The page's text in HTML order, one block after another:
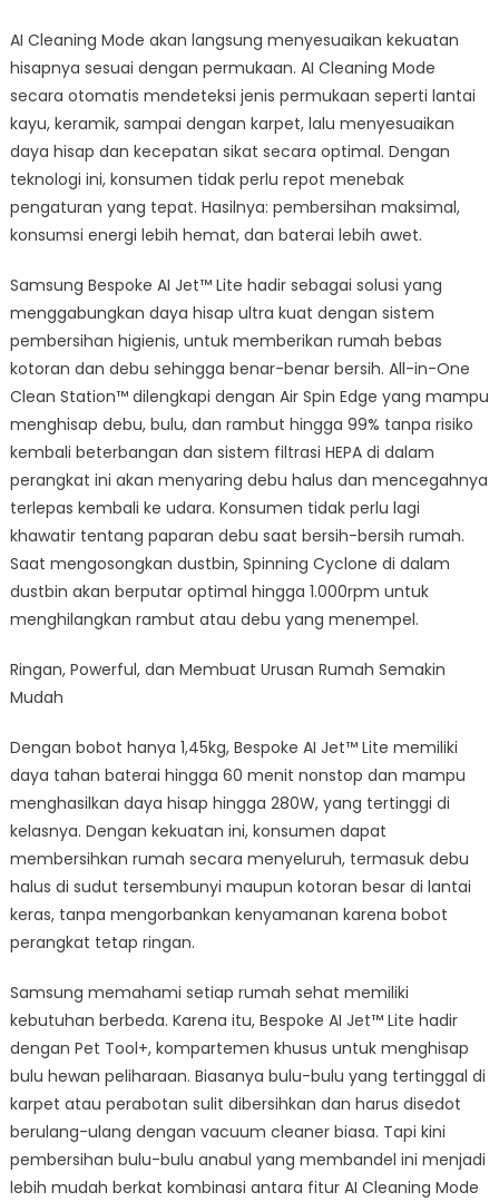
AI Cleaning Mode akan langsung menyesuaikan kekuatan
hisapnya sesuai dengan permukaan. AI Cleaning Mode
secara otomatis mendeteksi jenis permukaan seperti lantai
kayu, keramik, sampai dengan karpet, lalu menyesuaikan
daya hisap dan kecepatan sikat secara optimal. Dengan
teknologi ini, konsumen tidak perlu repot menebak
pengaturan yang tepat. Hasilnya: pembersihan maksimal,
konsumsi energi lebih hemat, dan baterai lebih awet.
Samsung Bespoke AI Jet™ Lite hadir sebagai solusi yang
menggabungkan daya hisap ultra kuat dengan sistem
pembersihan higienis, untuk memberikan rumah bebas
kotoran dan debu sehingga benar-benar bersih. All-in-One
Clean Station™ dilengkapi dengan Air Spin Edge yang mampu
menghisap debu, bulu, dan rambut hingga 99% tanpa risiko
kembali beterbangan dan sistem filtrasi HEPA di dalam
perangkat ini akan menyaring debu halus dan mencegahnya
terlepas kembali ke udara. Konsumen tidak perlu lagi
khawatir tentang paparan debu saat bersih-bersih rumah.
Saat mengosongkan dustbin, Spinning Cyclone di dalam
dustbin akan berputar optimal hingga 1.000rpm untuk
menghilangkan rambut atau debu yang menempel.
Ringan, Powerful, dan Membuat Urusan Rumah Semakin
Mudah
Dengan bobot hanya 1,45kg, Bespoke AI Jet™ Lite memiliki
daya tahan baterai hingga 60 menit nonstop dan mampu
menghasilkan daya hisap hingga 280W, yang tertinggi di
kelasnya. Dengan kekuatan ini, konsumen dapat
membersihkan rumah secara menyeluruh, termasuk debu
halus di sudut tersembunyi maupun kotoran besar di lantai
keras, tanpa mengorbankan kenyamanan karena bobot
perangkat tetap ringan.
Samsung memahami setiap rumah sehat memiliki
kebutuhan berbeda. Karena itu, Bespoke AI Jet™ Lite hadir
dengan Pet Tool+, kompartemen khusus untuk menghisap
bulu hewan peliharaan. Biasanya bulu-bulu yang tertinggal di
karpet atau perabotan sulit dibersihkan dan harus disedot
berulang-ulang dengan vacuum cleaner biasa. Tapi kini
pembersihan bulu-bulu anabul yang membandel ini menjadi
lebih mudah berkat kombinasi antara fitur AI Cleaning Mode